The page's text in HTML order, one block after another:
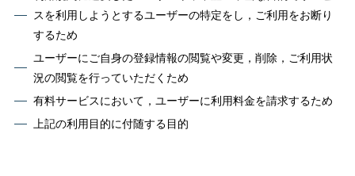
スを利用しようとするユーザーの特定をし，ご利用をお断り
するため
ユーザーにご自身の登録情報の閲覧や変更，削除，ご利用状
況の閲覧を行っていただくため
有料サービスにおいて，ユーザーに利用料金を請求するため
上記の利用目的に付随する目的